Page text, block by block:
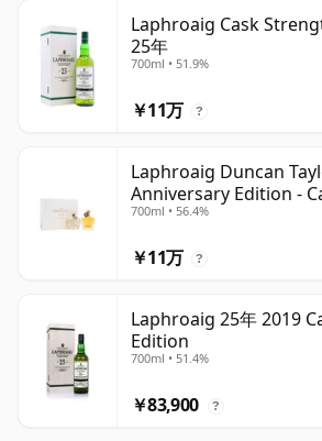
Laphroaig Cask
25年
700ml • 51.9%
￥11万 ?
Laphroaig Duncan
Anniversary Edition -
年
700ml • 56.4%
￥11万 ?
Laphroaig 25年 2019
Edition
700ml • 51.4%
￥83,900 ?